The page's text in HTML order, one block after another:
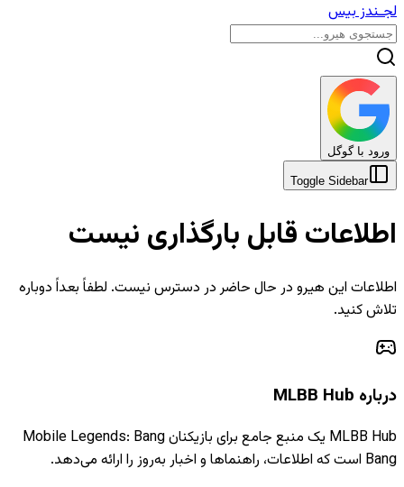
لجـندز بیس
ورود با گوگل
Toggle Sidebar
اطلاعات قابل بارگذاری نیست
اطلاعات این هیرو در حال حاضر در دسترس نیست. لطفاً بعداً دوباره
تلاش کنید.
درباره MLBB Hub
MLBB Hub یک منبع جامع برای بازیکنان Mobile Legends: Bang
Bang است که اطلاعات، راهنماها و اخبار به‌روز را ارائه می‌دهد.